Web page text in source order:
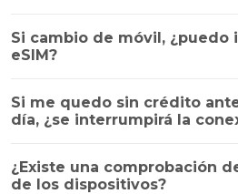
Si cambio de móvil, ¿puedo
eSIM?
Si me quedo sin crédito
día, ¿se interrumpirá la
¿Existe una comprobación
de los dispositivos?